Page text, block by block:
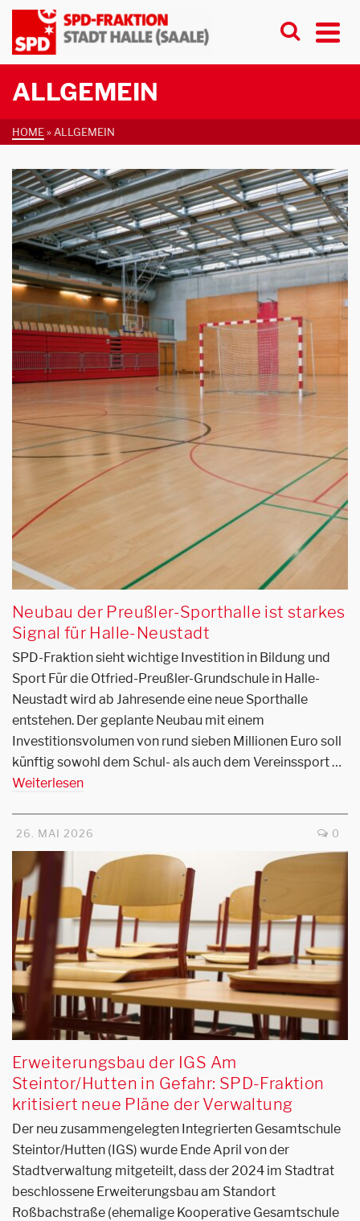
ALLGEMEIN
HOME» ALLGEMEIN
Neubau der Preußler-Sporthalle ist starkes
Signal für Halle-Neustadt
SPD-Fraktion sieht wichtige Investition in Bildung und
Sport Für die Otfried-Preußler-Grundschule in Halle-
Neustadt wird ab Jahresende eine neue Sporthalle
entstehen. Der geplante Neubau mit einem
Investitionsvolumen von rund sieben Millionen Euro soll
künftig sowohl dem Schul- als auch dem Vereinssport …
Weiterlesen
26. MAI 2026 0
Erweiterungsbau der IGS Am
Steintor/Hutten in Gefahr: SPD-Fraktion
kritisiert neue Pläne der Verwaltung
Der neu zusammengelegten Integrierten Gesamtschule
Steintor/Hutten (IGS) wurde Ende April von der
Stadtverwaltung mitgeteilt, dass der 2024 im Stadtrat
beschlossene Erweiterungsbau am Standort
Roßbachstraße (ehemalige Kooperative Gesamtschule